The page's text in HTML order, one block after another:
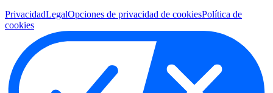
PrivacidadLegalOpciones de privacidad de cookiesPolítica de
cookies